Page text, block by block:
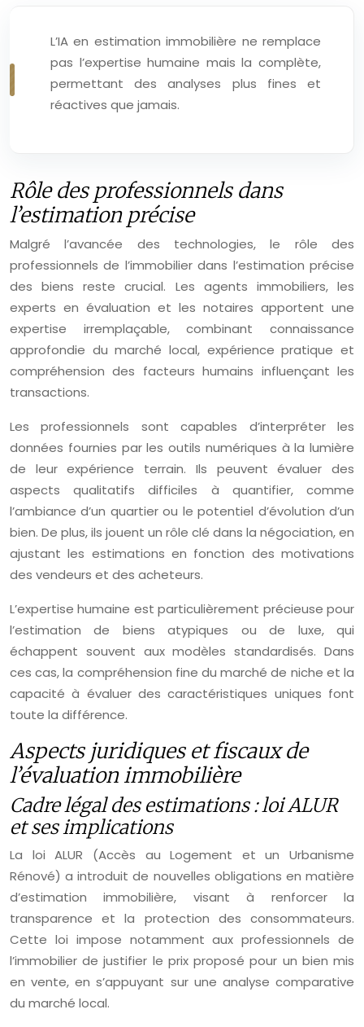
L’IA en estimation immobilière ne remplace
pas l’expertise humaine mais la complète,
permettant des analyses plus fines et
réactives que jamais.
Rôle des professionnels dans
l’estimation précise
Malgré l’avancée des technologies, le rôle des
professionnels de l’immobilier dans l’estimation précise
des biens reste crucial. Les agents immobiliers, les
experts en évaluation et les notaires apportent une
expertise irremplaçable, combinant connaissance
approfondie du marché local, expérience pratique et
compréhension des facteurs humains influençant les
transactions.
Les professionnels sont capables d’interpréter les
données fournies par les outils numériques à la lumière
de leur expérience terrain. Ils peuvent évaluer des
aspects qualitatifs difficiles à quantifier, comme
l’ambiance d’un quartier ou le potentiel d’évolution d’un
bien. De plus, ils jouent un rôle clé dans la négociation, en
ajustant les estimations en fonction des motivations
des vendeurs et des acheteurs.
L’expertise humaine est particulièrement précieuse pour
l’estimation de biens atypiques ou de luxe, qui
échappent souvent aux modèles standardisés. Dans
ces cas, la compréhension fine du marché de niche et la
capacité à évaluer des caractéristiques uniques font
toute la différence.
Aspects juridiques et fiscaux de
l’évaluation immobilière
Cadre légal des estimations : loi ALUR
et ses implications
La loi ALUR (Accès au Logement et un Urbanisme
Rénové) a introduit de nouvelles obligations en matière
d’estimation immobilière, visant à renforcer la
transparence et la protection des consommateurs.
Cette loi impose notamment aux professionnels de
l’immobilier de justifier le prix proposé pour un bien mis
en vente, en s’appuyant sur une analyse comparative
du marché local.